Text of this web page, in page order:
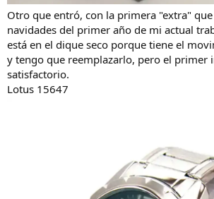
Otro que entró, con la primera "extra"
navidades del primer año de mi actual
está en el dique seco porque tiene el
y tengo que reemplazarlo, pero el primer
satisfactorio.
Lotus 15647